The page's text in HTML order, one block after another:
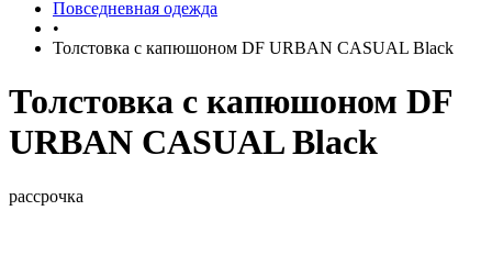
Повседневная одежда
•
Толстовка c капюшоном DF URBAN CASUAL Вlack
Толстовка c капюшоном DF
URBAN CASUAL Вlack
рассрочка